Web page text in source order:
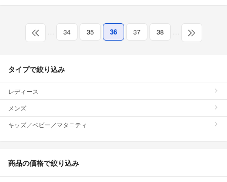
… 34 35 36 37 38 …
タイプで絞り込み
レディース
メンズ
キッズ／ベビー／マタニティ
商品の価格で絞り込み